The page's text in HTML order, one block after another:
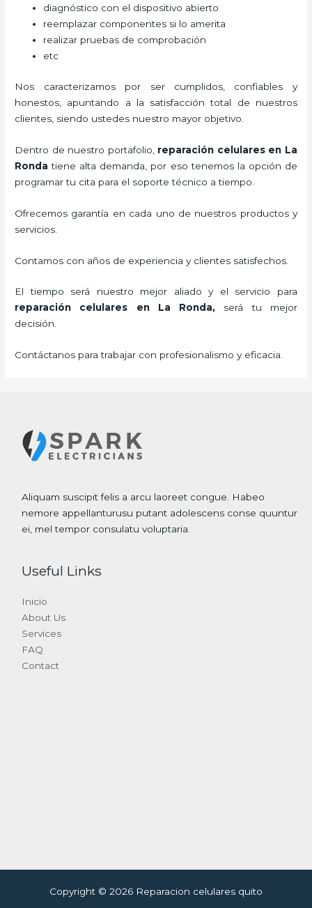
diagnóstico con el dispositivo abierto
reemplazar componentes si lo amerita
realizar pruebas de comprobación
etc
Nos caracterizamos por ser cumplidos, confiables y
honestos, apuntando a la satisfacción total de nuestros
clientes, siendo ustedes nuestro mayor objetivo.
Dentro de nuestro portafolio, reparación celulares en La
Ronda tiene alta demanda, por eso tenemos la opción de
programar tu cita para el soporte técnico a tiempo.
Ofrecemos garantía en cada uno de nuestros productos y
servicios.
Contamos con años de experiencia y clientes satisfechos.
El tiempo será nuestro mejor aliado y el servicio para
reparación celulares
en La Ronda, será tu mejor
decisión.
Contáctanos para trabajar con profesionalismo y eficacia.
Aliquam suscipit felis a arcu laoreet congue. Habeo
nemore appellanturusu putant adolescens conse quuntur
ei, mel tempor consulatu voluptaria.
Useful Links
Inicio
About Us
Services
FAQ
Contact
Copyright © 2026 Reparacion celulares quito